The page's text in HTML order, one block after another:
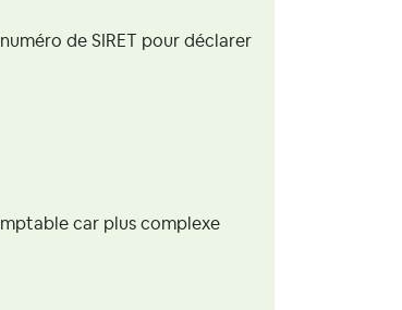
de SIRET pour déclarer
car plus complexe